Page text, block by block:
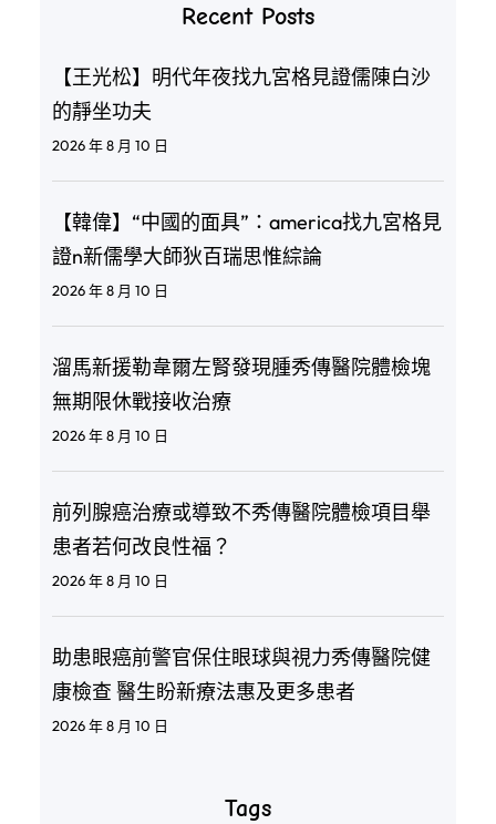
Recent Posts
【王光松】明代年夜找九宮格見證儒陳白沙
的靜坐功夫
2026 年 8 月 10 日
【韓偉】“中國的面具”：america找九宮格見
證n新儒學大師狄百瑞思惟綜論
2026 年 8 月 10 日
溜馬新援勒韋爾左腎發現腫秀傳醫院體檢塊
無期限休戰接收治療
2026 年 8 月 10 日
前列腺癌治療或導致不秀傳醫院體檢項目舉
患者若何改良性福？
2026 年 8 月 10 日
助患眼癌前警官保住眼球與視力秀傳醫院健
康檢查 醫生盼新療法惠及更多患者
2026 年 8 月 10 日
Tags